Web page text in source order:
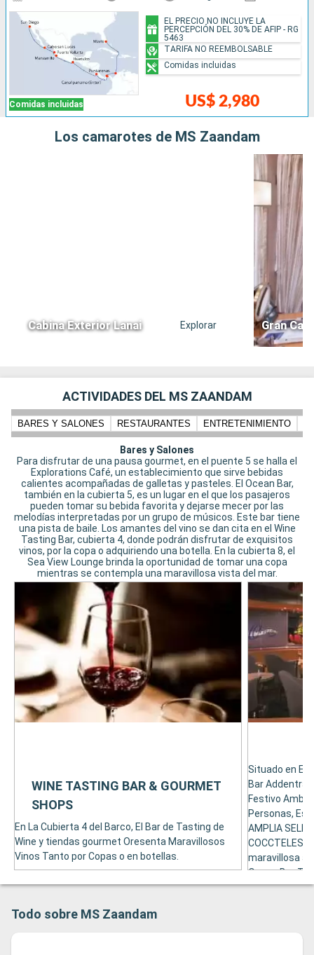
Comidas incluidas US$ 2,980
EL PRECIO NO INCLUYE LA
PERCEPCIÓN DEL 30% DE AFIP - RG
5463
TARIFA NO REEMBOLSABLE
Comidas incluidas
Los camarotes de MS Zaandam
Cabina Exterior Lanai Explorar Gran
ACTIVIDADES DEL MS ZAANDAM
BARES Y SALONES RESTAURANTES ENTRETENIMIENTO
Bares y Salones
Para disfrutar de una pausa gourmet, en el puente 5 se halla el
Explorations Café, un establecimiento que sirve bebidas
calientes acompañadas de galletas y pasteles. El Ocean Bar,
también en la cubierta 5, es un lugar en el que los pasajeros
pueden tomar su bebida favorita y dejarse mecer por las
melodías interpretadas por un grupo de músicos. Este bar tiene
una pista de baile. Los amantes del vino se dan cita en el Wine
Tasting Bar, cubierta 4, donde podrán disfrutar de exquisitos
vinos, por la copa o adquiriendo una botella. En la cubierta 8, el
Sea View Lounge brinda la oportunidad de tomar una copa
mientras se contempla una maravillosa vista del mar.
En La Cubierta 4 del Barco, El Bar de Tasting de
Wine y tiendas gourmet Oresenta Maravillosos
Vinos Tanto por Copas o en botellas.
WINE TASTING BAR & GOURMET
SHOPS
Situado en El
Bar Addentra
Festivo
Personas,
AMPLIA
COCCTELES.
maravillosa
Ocean Bar
Todo sobre MS Zaandam